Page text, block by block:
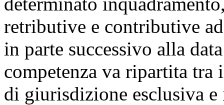
retributive e contributive
in parte successivo alla
competenza va ripartita
di giurisdizione esclusiva